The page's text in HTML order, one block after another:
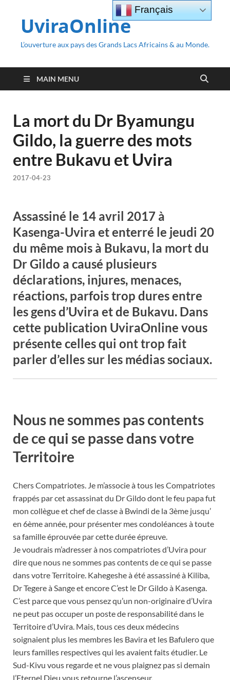
UviraOnline
L’ouverture aux pays des Grands Lacs Africains & au Monde.
MAIN MENU
La mort du Dr Byamungu
Gildo, la guerre des mots
entre Bukavu et Uvira
2017-04-23
Assassiné le 14 avril 2017 à
Kasenga-Uvira et enterré le jeudi 20
du même mois à Bukavu, la mort du
Dr Gildo a causé plusieurs
déclarations, injures, menaces,
réactions, parfois trop dures entre
les gens d’Uvira et de Bukavu. Dans
cette publication UviraOnline vous
présente celles qui ont trop fait
parler d’elles sur les médias sociaux.
Nous ne sommes pas contents
de ce qui se passe dans votre
Territoire
Chers Compatriotes. Je m’associe à tous les Compatriotes
frappés par cet assassinat du Dr Gildo dont le feu papa fut
mon collègue et chef de classe à Bwindi de la 3ème jusqu’
en 6ème année, pour présenter mes condoléances à toute
sa famille éprouvée par cette durée épreuve.
Je voudrais m’adresser à nos compatriotes d’Uvira pour
dire que nous ne sommes pas contents de ce qui se passe
dans votre Territoire. Kahegeshe à été assassiné à Kiliba,
Dr Tegere à Sange et encore C’est le Dr Gildo à Kasenga.
C’est parce que vous pensez qu’un non-originaire d’Uvira
ne peut pas occuper un poste de responsabilité dans le
Territoire d’Uvira. Mais, tous ces deux médecins
soignaient plus les membres les Bavira et les Bafulero que
leurs familles respectives qui les avaient faits étudier. Le
Sud-Kivu vous regarde et ne vous plaignez pas si demain
l’Eternel Dieu vous retourne l’ascenseur.
Français